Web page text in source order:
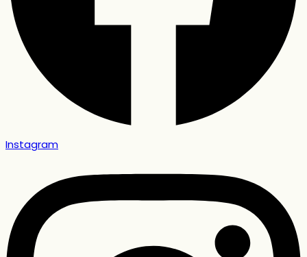
Instagram